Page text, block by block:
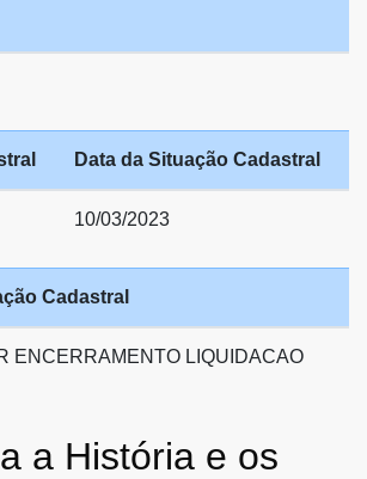
Data da Situação Cadastral
10/03/2023
Cadastral
ENCERRAMENTO LIQUIDACAO
a História e os